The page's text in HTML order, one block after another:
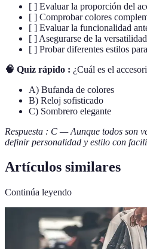
[ ] Evaluar la proporción del
[ ] Comprobar colores
[ ] Evaluar la funcionalidad
[ ] Asegurarse de la
[ ] Probar diferentes estilos
🧠 Quiz rápido : ¿Cuál es el
A) Bufanda de colores
B) Reloj sofisticado
C) Sombrero elegante
Respuesta : C — Aunque todos son
definir personalidad y estilo con
Artículos similares
Continúa leyendo